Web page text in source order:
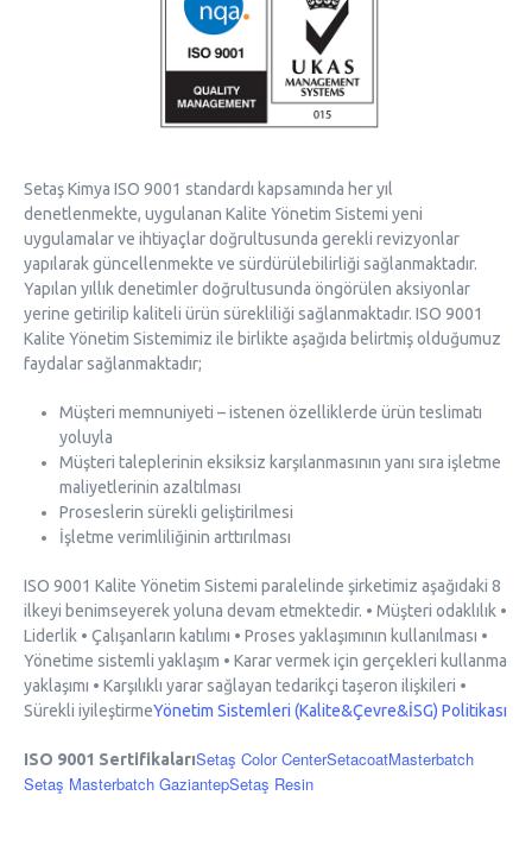
Setaş Kimya ISO 9001 standardı kapsamında her yıl
denetlenmekte, uygulanan Kalite Yönetim Sistemi yeni
uygulamalar ve ihtiyaçlar doğrultusunda gerekli revizyonlar
yapılarak güncellenmekte ve sürdürülebilirliği sağlanmaktadır.
Yapılan yıllık denetimler doğrultusunda öngörülen aksiyonlar
yerine getirilip kaliteli ürün sürekliliği sağlanmaktadır. ISO 9001
Kalite Yönetim Sistemimiz ile birlikte aşağıda belirtmiş olduğumuz
faydalar sağlanmaktadır;
Müşteri memnuniyeti – istenen özelliklerde ürün teslimatı
yoluyla
Müşteri taleplerinin eksiksiz karşılanmasının yanı sıra işletme
maliyetlerinin azaltılması
Proseslerin sürekli geliştirilmesi
İşletme verimliliğinin arttırılması
ISO 9001 Kalite Yönetim Sistemi paralelinde şirketimiz aşağıdaki 8
ilkeyi benimseyerek yoluna devam etmektedir. • Müşteri odaklılık •
Liderlik • Çalışanların katılımı • Proses yaklaşımının kullanılması •
Yönetime sistemli yaklaşım • Karar vermek için gerçekleri kullanma
yaklaşımı • Karşılıklı yarar sağlayan tedarikçi taşeron ilişkileri •
Sürekli iyileştirmeYönetim Sistemleri (Kalite&Çevre&İSG) Politikası
ISO 9001 SertifikalarıSetaş Color Center​​Setacoat​Masterbatch
Setaş Masterbatch GaziantepSetaş Resin